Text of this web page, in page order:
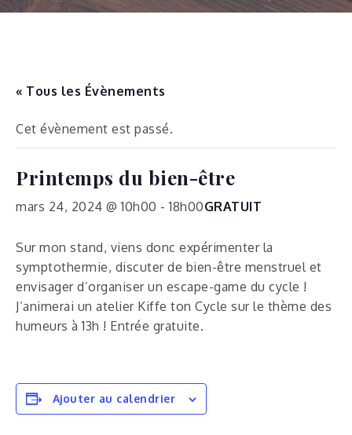
« Tous les Évènements
Cet évènement est passé.
Printemps du bien-être
mars 24, 2024 @ 10h00 -18h00GRATUIT
Sur mon stand, viens donc expérimenter la
symptothermie, discuter de bien-être menstruel et
envisager d’organiser un escape-game du cycle !
J’animerai un atelier Kiffe ton Cycle sur le thème des
humeurs à 13h ! Entrée gratuite.
Ajouter au calendrier